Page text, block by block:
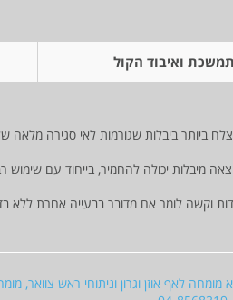
ואיבוד הקול
ביותר ביבלות שגורמות לאי סגירה מלאה
מיבלות יכולה להחמיר, בייחוד עם שימוש
וקשה לומר אם מדובר בבעייה אחרת ללא
מומחה לאף אוזן וגרון וניתוחי ראש צוואר,